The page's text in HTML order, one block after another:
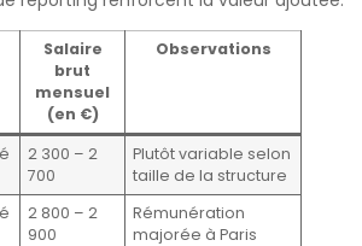
Salaire
brut
mensuel
(en €)
Observations
2 300 – 2
700
Plutôt variable selon
taille de la structure
2 800 – 2
900
Rémunération
majorée à Paris